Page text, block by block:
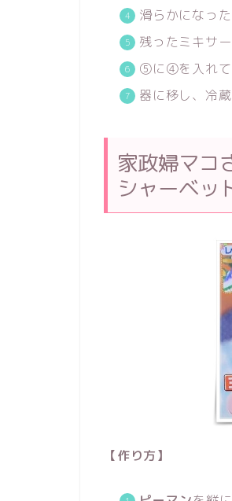
滑らかになっ
残ったミキサ
⑤に④を入れて
器に移し、冷
家政婦マ
シャーベッ
【作り方】